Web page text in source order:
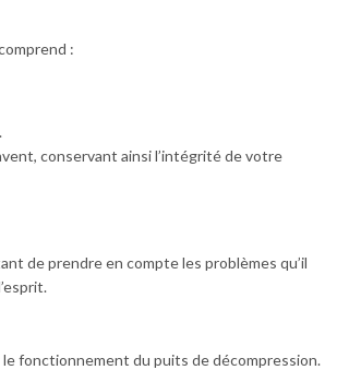
:
conservant ainsi l’intégrité de votre
de prendre en compte les problèmes qu’il
fonctionnement du puits de décompression.